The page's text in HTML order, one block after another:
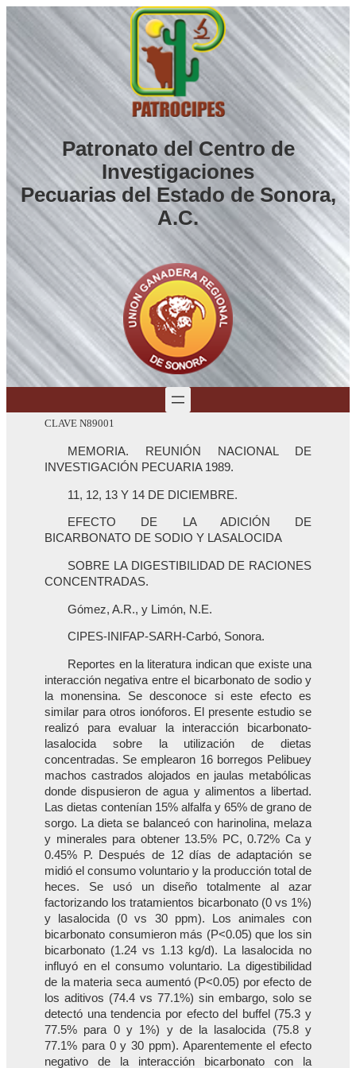
Saltar
al
contenido
Patronato del Centro de
Investigaciones
Pecuarias del Estado de Sonora,
A.C.
CLAVE N89001
MEMORIA. REUNIÓN NACIONAL DE
INVESTIGACIÓN PECUARIA 1989.
11, 12, 13 Y 14 DE DICIEMBRE.
EFECTO DE LA ADICIÓN DE
BICARBONATO DE SODIO Y LASALOCIDA
SOBRE LA DIGESTIBILIDAD DE RACIONES
CONCENTRADAS.
Gómez, A.R., y Limón, N.E.
CIPES-INIFAP-SARH-Carbó, Sonora.
Reportes en la literatura indican que existe una
interacción negativa entre el bicarbonato de sodio y
la monensina. Se desconoce si este efecto es
similar para otros ionóforos. El presente estudio se
realizó para evaluar la interacción bicarbonato-
lasalocida sobre la utilización de dietas
concentradas. Se emplearon 16 borregos Pelibuey
machos castrados alojados en jaulas metabólicas
donde dispusieron de agua y alimentos a libertad.
Las dietas contenían 15% alfalfa y 65% de grano de
sorgo. La dieta se balanceó con harinolina, melaza
y minerales para obtener 13.5% PC, 0.72% Ca y
0.45% P. Después de 12 días de adaptación se
midió el consumo voluntario y la producción total de
heces. Se usó un diseño totalmente al azar
factorizando los tratamientos bicarbonato (0 vs 1%)
y lasalocida (0 vs 30 ppm). Los animales con
bicarbonato consumieron más (P<0.05) que los sin
bicarbonato (1.24 vs 1.13 kg/d). La lasalocida no
influyó en el consumo voluntario. La digestibilidad
de la materia seca aumentó (P<0.05) por efecto de
los aditivos (74.4 vs 77.1%) sin embargo, solo se
detectó una tendencia por efecto del buffel (75.3 y
77.5% para 0 y 1%) y de la lasalocida (75.8 y
77.1% para 0 y 30 ppm). Aparentemente el efecto
negativo de la interacción bicarbonato con la